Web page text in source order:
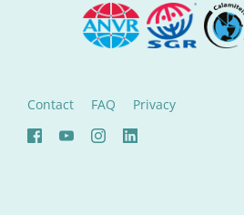
Contact FAQ Privacy